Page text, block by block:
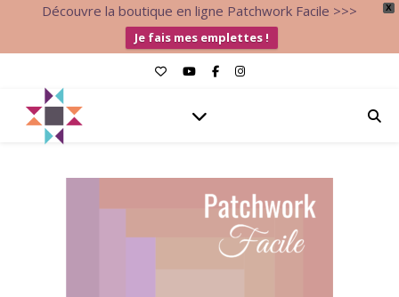
X
Découvre la boutique en ligne Patchwork Facile >>>
Je fais mes emplettes !